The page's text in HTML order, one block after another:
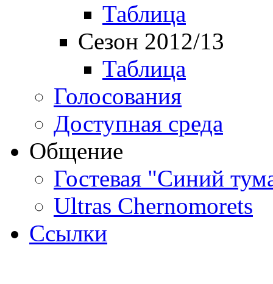
Таблица
Сезон 2012/13
Таблица
Голосования
Доступная среда
Общение
Гостевая "Синий
Ultras Chernomorets
Ссылки